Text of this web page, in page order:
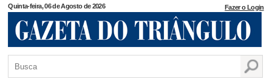
Quinta-feira, 06 de Agosto de 2026 Fazer o Login